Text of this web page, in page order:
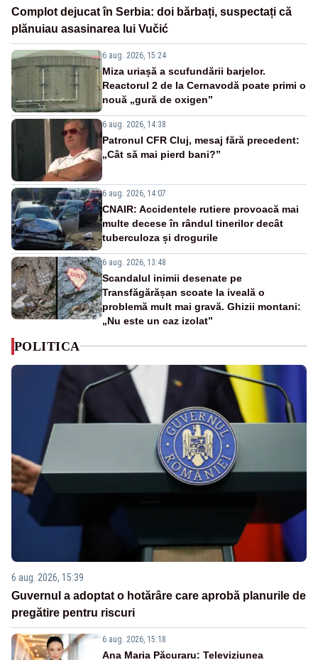
Complot dejucat în Serbia: doi bărbați, suspectați că
plănuiau asasinarea lui Vučić
6 aug. 2026, 15:24
Miza uriașă a scufundării barjelor.
Reactorul 2 de la Cernavodă poate primi o
nouă „gură de oxigen”
6 aug. 2026, 14:38
Patronul CFR Cluj, mesaj fără precedent:
„Cât să mai pierd bani?”
6 aug. 2026, 14:07
CNAIR: Accidentele rutiere provoacă mai
multe decese în rândul tinerilor decât
tuberculoza și drogurile
6 aug. 2026, 13:48
Scandalul inimii desenate pe
Transfăgărășan scoate la iveală o
problemă mult mai gravă. Ghizii montani:
„Nu este un caz izolat”
POLITICA
6 aug. 2026, 15:39
Guvernul a adoptat o hotărâre care aprobă planurile de
pregătire pentru riscuri
6 aug. 2026, 15:18
Ana Maria Păcuraru: Televiziunea